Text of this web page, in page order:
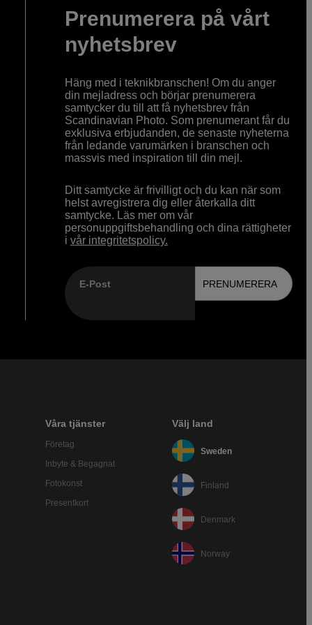
Prenumerera på vårt
nyhetsbrev
Häng med i teknikbranschen! Om du anger
din mejladress och börjar prenumerera
samtycker du till att få nyhetsbrev från
Scandinavian Photo. Som prenumerant får du
exklusiva erbjudanden, de senaste nyheterna
från ledande varumärken i branschen och
massvis med inspiration till din mejl.
Ditt samtycke är frivilligt och du kan när som
helst avregistrera dig eller återkalla ditt
samtycke. Läs mer om vår
personuppgiftsbehandling och dina rättigheter
i vår integritetspolicy.
E-Post PRENUMERERA
Våra tjänster
Företag
Inbyte & Begagnat
Fotokonst
Presentkort
Välj land
Sweden
Finland
Denmark
Norway